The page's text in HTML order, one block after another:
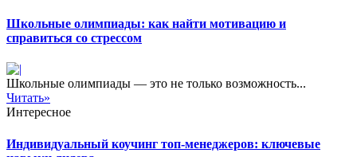
Школьные олимпиады: как найти мотивацию и
справиться со стрессом
Школьные олимпиады — это не только возможность...
Читать»
Интересное
Индивидуальный коучинг топ-менеджеров: ключевые